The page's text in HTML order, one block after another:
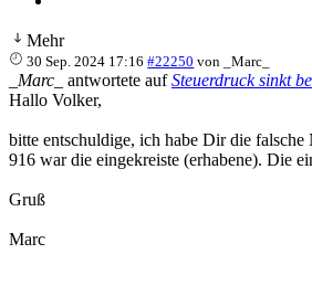
Mehr
30 Sep. 2024 17:16 #22250 von _Marc_
_Marc_ antwortete aufSteuerdruck sinkt
Hallo Volker,
bitte entschuldige, ich habe Dir die falsche
916 war die eingekreiste (erhabene). Die
Gruß
Marc